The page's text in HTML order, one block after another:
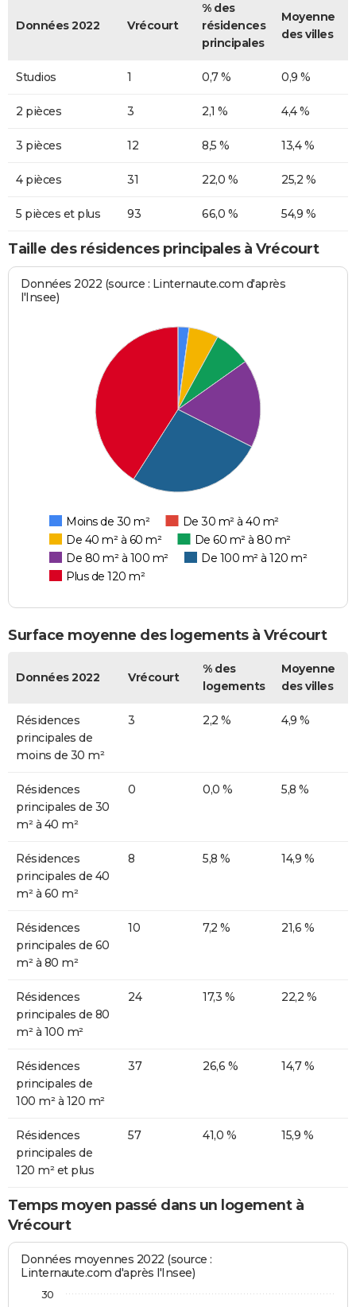
Données 2022 Vrécourt
% des
résidences
principales
Moyenne
des villes
Studios 1 0,7 % 0,9 %
2 pièces 3 2,1 % 4,4 %
3 pièces 12 8,5 % 13,4 %
4 pièces 31 22,0 % 25,2 %
5 pièces et plus 93 66,0 % 54,9 %
Taille des résidences principales à Vrécourt
Données 2022 (source : Linternaute.com d'après
l'Insee)
Moins de 30 m²
De 30 m² à 40 m²
De 40 m² à 60 m²
De 60 m² à 80 m²
De 80 m² à 100 m²
De 100 m² à 120 m²
Plus de 120 m²
Surface moyenne des logements à Vrécourt
Données 2022 Vrécourt
% des
logements
Moyenne
des villes
Résidences
principales de
moins de 30 m²
3 2,2 % 4,9 %
Résidences
principales de 30
m² à 40 m²
0 0,0 % 5,8 %
Résidences
principales de 40
m² à 60 m²
8 5,8 % 14,9 %
Résidences
principales de 60
m² à 80 m²
10 7,2 % 21,6 %
Résidences
principales de 80
m² à 100 m²
24 17,3 % 22,2 %
Résidences
principales de
100 m² à 120 m²
37 26,6 % 14,7 %
Résidences
principales de
120 m² et plus
57 41,0 % 15,9 %
Temps moyen passé dans un logement à
Vrécourt
Données moyennes 2022 (source :
Linternaute.com d'après l'Insee)
30